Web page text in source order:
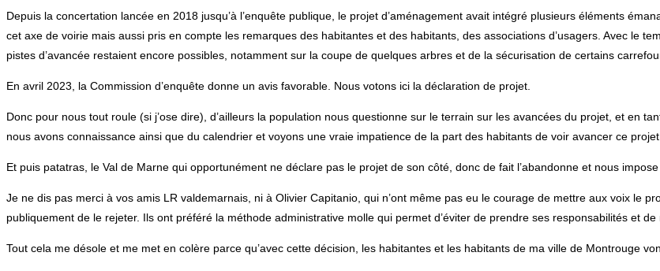
Depuis la concertation lancée en 2018 jusqu’à l’enquête publique, le projet d’aménagement avait intégré plusieurs éléments
cet axe de voirie mais aussi pris en compte les remarques des habitantes et des habitants, des associations d’usagers. Avec le
pistes d’avancée restaient encore possibles, notamment sur la coupe de quelques arbres et de la sécurisation de certains
En avril 2023, la Commission d’enquête donne un avis favorable. Nous votons ici la déclaration de projet.
Donc pour nous tout roule (si j’ose dire), d’ailleurs la population nous questionne sur le terrain sur les avancées du projet, et en
nous avons connaissance ainsi que du calendrier et voyons une vraie impatience de la part des habitants de voir avancer ce projet.
Et puis patatras, le Val de Marne qui opportunément ne déclare pas le projet de son côté, donc de fait l’abandonne et nous
Je ne dis pas merci à vos amis LR valdemarnais, ni à Olivier Capitanio, qui n’ont même pas eu le courage de mettre aux voix le
publiquement de le rejeter. Ils ont préféré la méthode administrative molle qui permet d’éviter de prendre ses responsabilités et de
Tout cela me désole et me met en colère parce qu’avec cette décision, les habitantes et les habitants de ma ville de Montrouge